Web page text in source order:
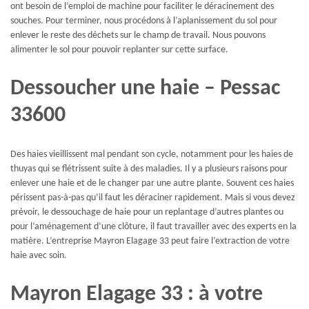
ont besoin de l’emploi de machine pour faciliter le déracinement des
souches. Pour terminer, nous procédons à l’aplanissement du sol pour
enlever le reste des déchets sur le champ de travail. Nous pouvons
alimenter le sol pour pouvoir replanter sur cette surface.
Dessoucher une haie – Pessac
33600
Des haies vieillissent mal pendant son cycle, notamment pour les haies de
thuyas qui se flétrissent suite à des maladies. Il y a plusieurs raisons pour
enlever une haie et de le changer par une autre plante. Souvent ces haies
périssent pas-à-pas qu’il faut les déraciner rapidement. Mais si vous devez
prévoir, le dessouchage de haie pour un replantage d’autres plantes ou
pour l’aménagement d’une clôture, il faut travailler avec des experts en la
matière. L’entreprise Mayron Elagage 33 peut faire l’extraction de votre
haie avec soin.
Mayron Elagage 33 : à votre